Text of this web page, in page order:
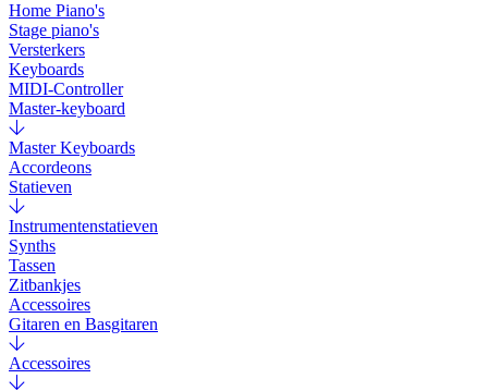
Home Piano's
Stage piano's
Versterkers
Keyboards
MIDI-Controller
Master-keyboard
Master Keyboards
Accordeons
Statieven
Instrumentenstatieven
Synths
Tassen
Zitbankjes
Accessoires
Gitaren en Basgitaren
Accessoires